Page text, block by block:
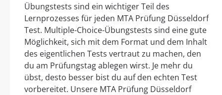
Übungstests sind ein wichtiger Teil des
Lernprozesses für jeden MTA Prüfung Düsseldorf
Test. Multiple-Choice-Übungstests sind eine gute
Möglichkeit, sich mit dem Format und dem Inhalt
des eigentlichen Tests vertraut zu machen, den
du am Prüfungstag ablegen wirst. Je mehr du
übst, desto besser bist du auf den echten Test
vorbereitet. Unsere MTA Prüfung Düsseldorf